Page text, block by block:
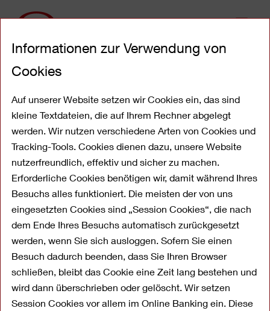
Informationen zur Verwendung von
Cookies
Auf unserer Website setzen wir Cookies ein, das sind
kleine Textdateien, die auf Ihrem Rechner abgelegt
werden. Wir nutzen verschiedene Arten von Cookies und
Tracking-Tools. Cookies dienen dazu, unsere Website
nutzerfreundlich, effektiv und sicher zu machen.
Erforderliche Cookies benötigen wir, damit während Ihres
Besuchs alles funktioniert. Die meisten der von uns
eingesetzten Cookies sind „Session Cookies“, die nach
dem Ende Ihres Besuchs automatisch zurückgesetzt
werden, wenn Sie sich ausloggen. Sofern Sie einen
Besuch dadurch beenden, dass Sie Ihren Browser
schließen, bleibt das Cookie eine Zeit lang bestehen und
wird dann überschrieben oder gelöscht. Wir setzen
Session Cookies vor allem im Online Banking ein. Diese
zum
InhaltUnsere Privatkredite –
Freiräume flexibel nutzen
und gestalten
Privatkredite